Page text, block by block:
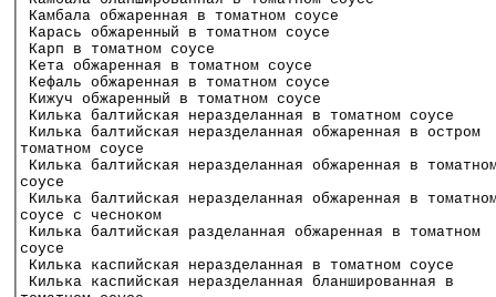
│ Камбала обжаренная в томатном соусе
│ Карась обжаренный в томатном соусе
│ Карп в томатном соусе
│ Кета обжаренная в томатном соусе
│ Кефаль обжаренная в томатном соусе
│ Кижуч обжаренный в томатном соусе
│ Килька балтийская неразделанная в томатном
│ Килька балтийская неразделанная обжаренная в
│томатном соусе
│ Килька балтийская неразделанная обжаренная в
│соусе
│ Килька балтийская неразделанная обжаренная в
│соусе с чесноком
│ Килька балтийская разделанная обжаренная в
│соусе
│ Килька каспийская неразделанная в томатном
│ Килька каспийская неразделанная